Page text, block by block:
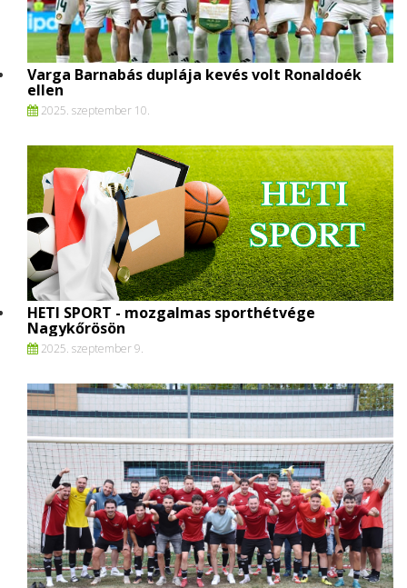
Varga Barnabás duplája kevés volt Ronaldoék
ellen
2025. szeptember 10.
HETI SPORT - mozgalmas sporthétvége
Nagykőrösön
2025. szeptember 9.